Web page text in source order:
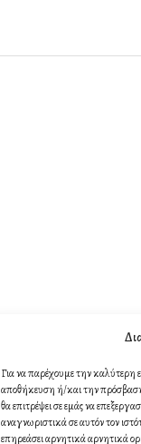
Για να παρέχουμε την καλύτερη
αποθήκευση ή/και την πρόσβαση
θα επιτρέψει σε εμάς να
αναγνωριστικά σε αυτόν τον
επηρεάσει αρνητικά αρνητικά